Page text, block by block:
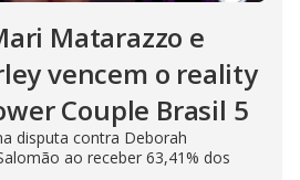
Matarazzo e
vencem o reality
Couple Brasil 5
disputa contra Deborah
ao receber 63,41% dos